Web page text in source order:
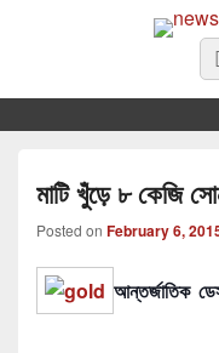
The one & only exceptional
মাটি খুঁড়ে ৮ কেজি
Posted on February 6,
আন্তর্জাতিক